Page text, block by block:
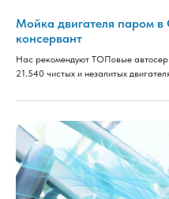
Мойка двигателя паром
консервант
Нас рекомендуют ТОПовые
21.540 чистых и незалитых